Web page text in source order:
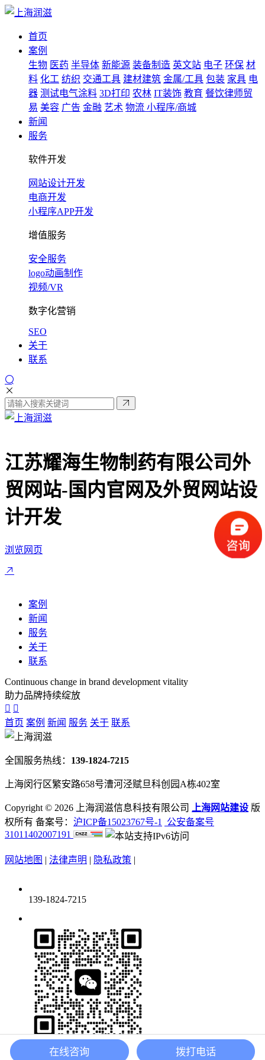
首页
案例
生物 医药 半导体 新能源 装备制造 英文站 电子 环保 材
料 化工 纺织 交通工具 建材建筑 金属/工具 包装 家具 电
器 测试电气涂料 3D打印 农林 IT装饰 教育 餐饮律师贸
易 美容 广告 金融 艺术 物流 小程序/商城
新闻
服务
软件开发
网站设计开发
电商开发
小程序APP开发
增值服务
安全服务
logo动画制作
视频/VR
数字化营销
SEO
关于
联系
江苏耀海生物制药有限公司外
贸网站-国内官网及外贸网站设
计开发
浏览网页
案例
新闻
服务
关于
联系
Continuous change in brand development vitality
助力品牌持续绽放
首页 案例 新闻 服务 关于 联系
全国服务热线： 139-1824-7215
上海闵行区繁安路658号漕河泾赋旦科创园A栋402室
Copyright © 2026 上海润滋信息科技有限公司 上海网站建设 版
权所有 备案号： 沪ICP备15023767号-1
公安备案号
31011402007191
网站地图 | 法律声明 | 隐私政策 |
139-1824-7215
在线咨询 拨打电话